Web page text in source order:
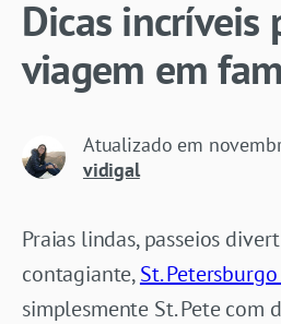
Dicas incríveis
viagem em
Atualizado em
vidigal
Praias lindas, passeios
contagiante,St.
simplesmente St. Pete com